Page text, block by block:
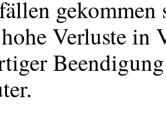
gekommen
Verluste in